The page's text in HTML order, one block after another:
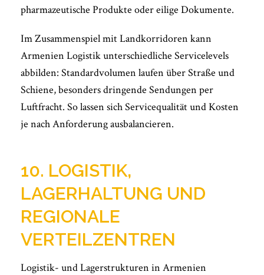
pharmazeutische Produkte oder eilige Dokumente.
Im Zusammenspiel mit Landkorridoren kann
Armenien Logistik unterschiedliche Servicelevels
abbilden: Standardvolumen laufen über Straße und
Schiene, besonders dringende Sendungen per
Luftfracht. So lassen sich Servicequalität und Kosten
je nach Anforderung ausbalancieren.
10. LOGISTIK,
LAGERHALTUNG UND
REGIONALE
VERTEILZENTREN
Logistik- und Lagerstrukturen in Armenien